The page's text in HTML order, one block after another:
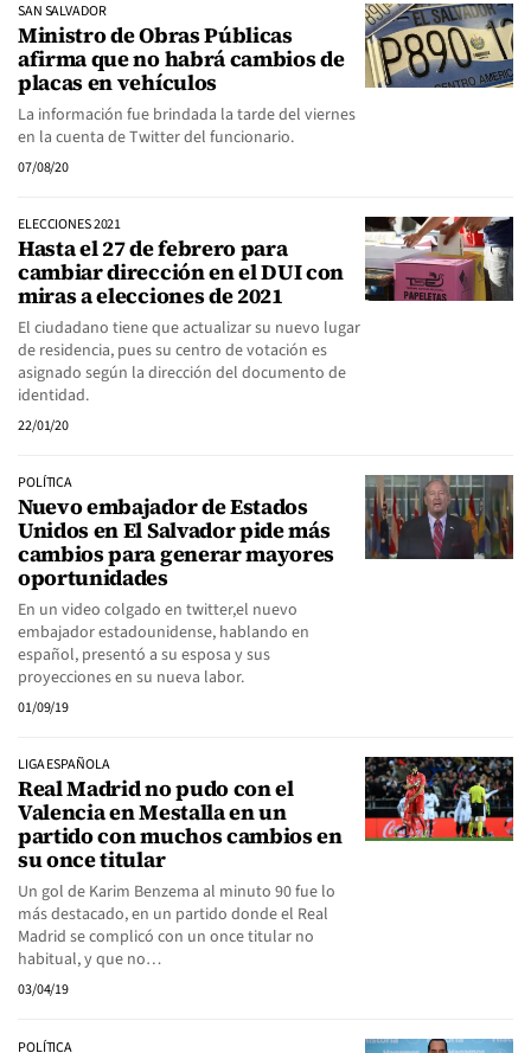
SAN SALVADOR
Ministro de Obras Públicas
afirma que no habrá cambios de
placas en vehículos
La información fue brindada la tarde del viernes
en la cuenta de Twitter del funcionario.
07/08/20
ELECCIONES 2021
Hasta el 27 de febrero para
cambiar dirección en el DUI con
miras a elecciones de 2021
El ciudadano tiene que actualizar su nuevo lugar
de residencia, pues su centro de votación es
asignado según la dirección del documento de
identidad.
22/01/20
POLÍTICA
Nuevo embajador de Estados
Unidos en El Salvador pide más
cambios para generar mayores
oportunidades
En un video colgado en twitter,el nuevo
embajador estadounidense, hablando en
español, presentó a su esposa y sus
proyecciones en su nueva labor.
01/09/19
LIGA ESPAÑOLA
Real Madrid no pudo con el
Valencia en Mestalla en un
partido con muchos cambios en
su once titular
Un gol de Karim Benzema al minuto 90 fue lo
más destacado, en un partido donde el Real
Madrid se complicó con un once titular no
habitual, y que no…
03/04/19
POLÍTICA